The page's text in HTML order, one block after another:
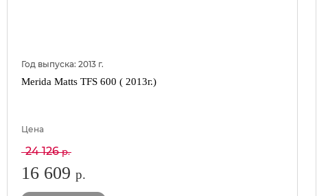
Год выпуска: 2013 г.
Merida Matts TFS 600 ( 2013г.)
Цена
24 126р.
16 609 р.